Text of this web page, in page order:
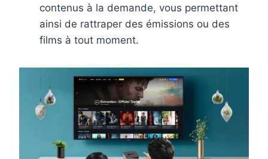
contenus à la demande, vous permettant
ainsi de rattraper des émissions ou des
films à tout moment.